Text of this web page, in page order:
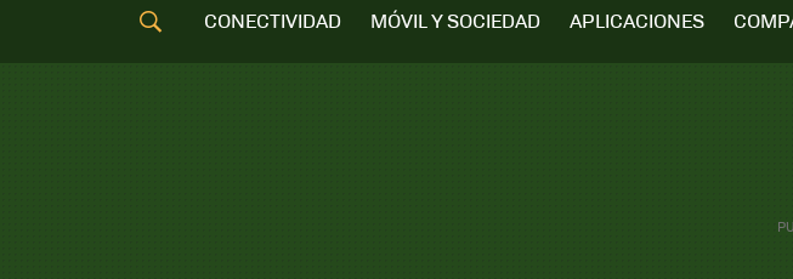
CONECTIVIDAD MÓVIL Y SOCIEDAD APLICACIONES